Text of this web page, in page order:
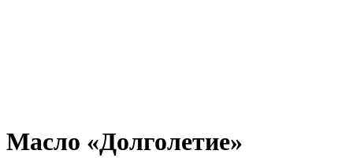
Масло «Долголетие»